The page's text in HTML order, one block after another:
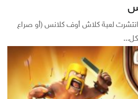
لعبة كلاش أوف كلانس (أو صراع